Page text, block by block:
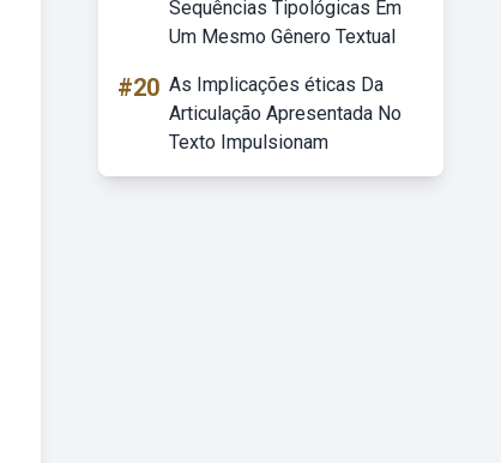
Sequências Tipológicas Em
Um Mesmo Gênero Textual
#20 As Implicações éticas Da
Articulação Apresentada No
Texto Impulsionam